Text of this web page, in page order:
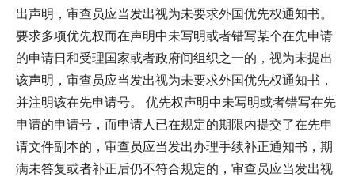
出声明，审查员应当发出视为未要求外国优先权通知书。
要求多项优先权而在声明中未写明或者错写某个在先申请
的申请日和受理国家或者政府间组织之一的，视为未提出
该声明，审查员应当发出视为未要求外国优先权通知书，
并注明该在先申请号。 优先权声明中未写明或者错写在先
申请的申请号，而申请人已在规定的期限内提交了在先申
请文件副本的，审查员应当发出办理手续补正通知书，期
满未答复或者补正后仍不符合规定的，审查员应当发出视